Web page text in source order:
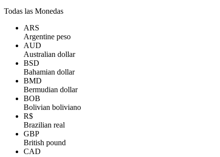
Todas las Monedas
ARS
Argentine peso
AUD
Australian dollar
BSD
Bahamian dollar
BMD
Bermudian dollar
BOB
Bolivian boliviano
R$
Brazilian real
GBP
British pound
CAD